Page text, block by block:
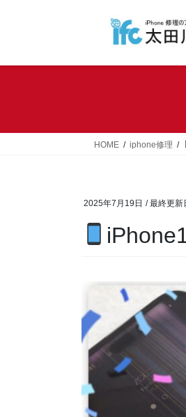
HOME iphone修理
2025年7月19日 / 最終更新